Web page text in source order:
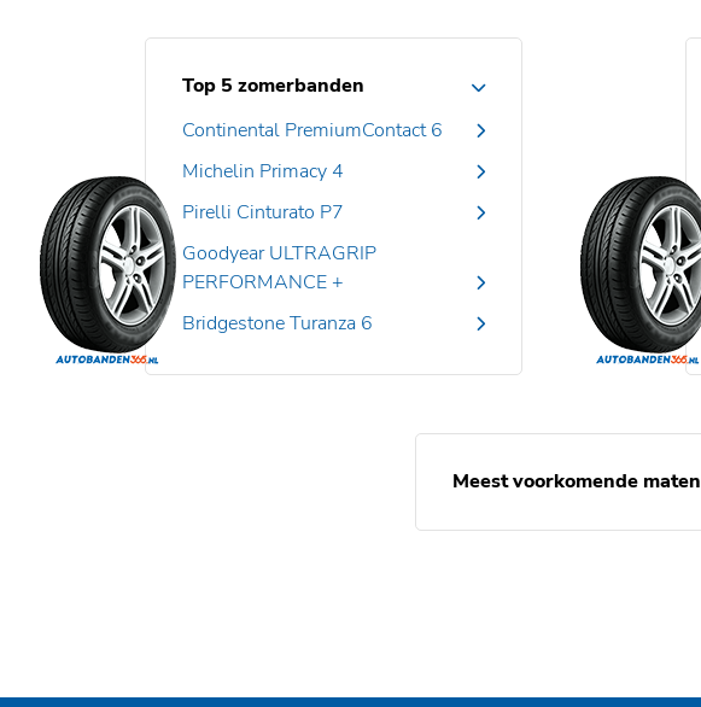
Top 5 zomerbanden
Continental PremiumContact 6
Michelin Primacy 4
Pirelli Cinturato P7
Goodyear ULTRAGRIP
PERFORMANCE +
Bridgestone Turanza 6
Meest voorkomende maten